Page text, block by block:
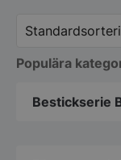
Populära
Bestickserie